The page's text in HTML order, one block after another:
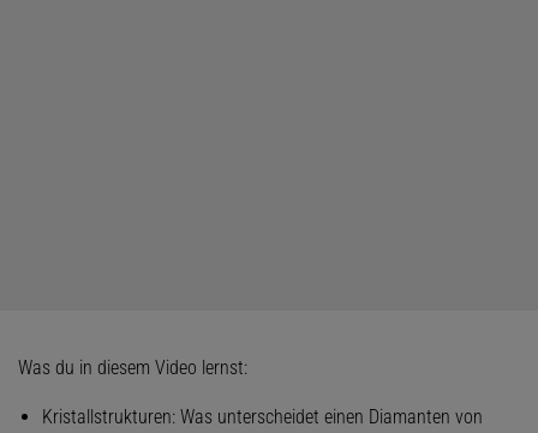
Was du in diesem Video lernst:
Kristallstrukturen: Was unterscheidet einen Diamanten von